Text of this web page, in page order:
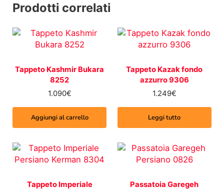
Prodotti correlati
Tappeto Kashmir Bukara
8252
1.090€
Aggiungi al carrello
Tappeto Kazak fondo
azzurro 9306
1.249€
Leggi tutto
Tappeto Imperiale
Passatoia Garegeh